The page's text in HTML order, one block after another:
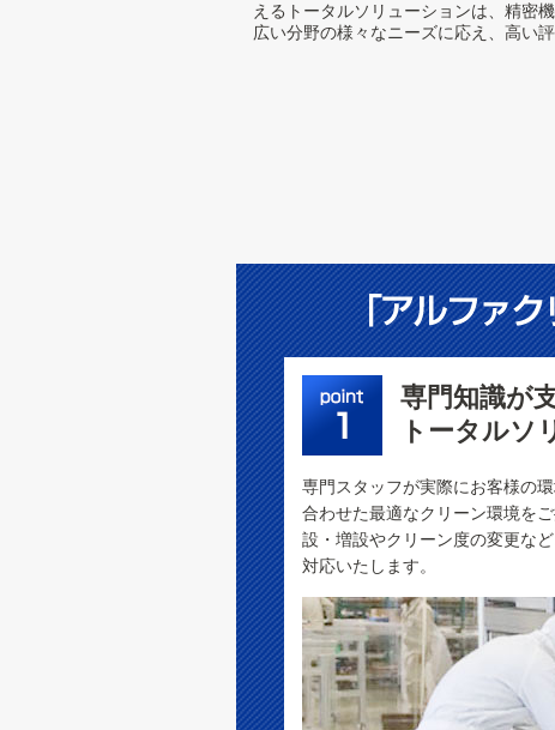
えるトータルソリューションは、精密
広い分野の様々なニーズに応え、高い
専門知識が
トータルソ
専門スタッフが実際にお客様の
合わせた最適なクリーン環境を
設・増設やクリーン度の変更な
対応いたします。